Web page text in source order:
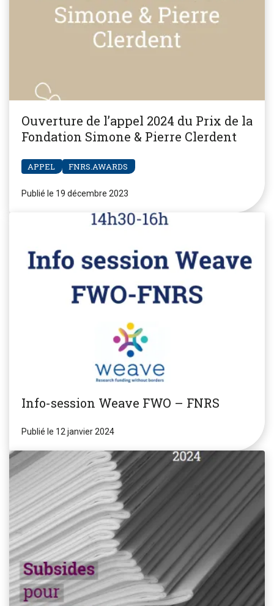
Ouverture de l’appel 2024 du Prix de la
Fondation Simone & Pierre Clerdent
APPEL FNRS.AWARDS
Publié le 19 décembre 2023
Info-session Weave FWO – FNRS
Publié le 12 janvier 2024